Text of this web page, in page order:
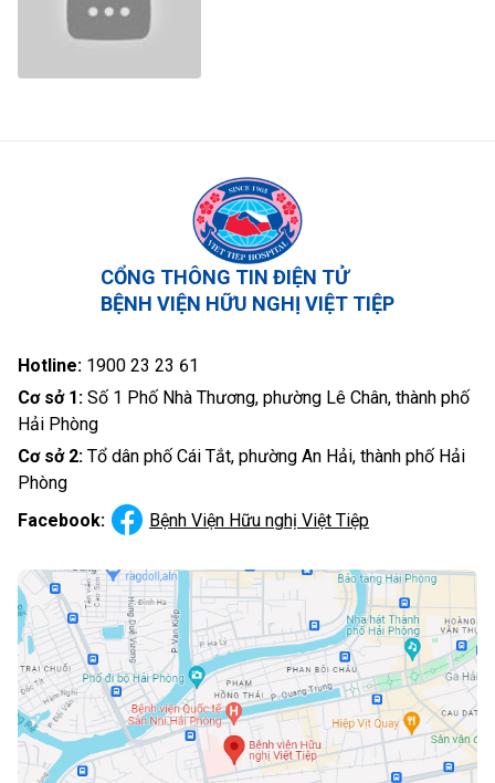
CỔNG THÔNG TIN ĐIỆN TỬ
BỆNH VIỆN HỮU NGHỊ VIỆT TIỆP
Hotline: 1900 23 23 61
Cơ sở 1: Số 1 Phố Nhà Thương, phường Lê Chân, thành phố
Hải Phòng
Cơ sở 2: Tổ dân phố Cái Tắt, phường An Hải, thành phố Hải
Phòng
Facebook:
Bệnh Viện Hữu nghị Việt Tiệp